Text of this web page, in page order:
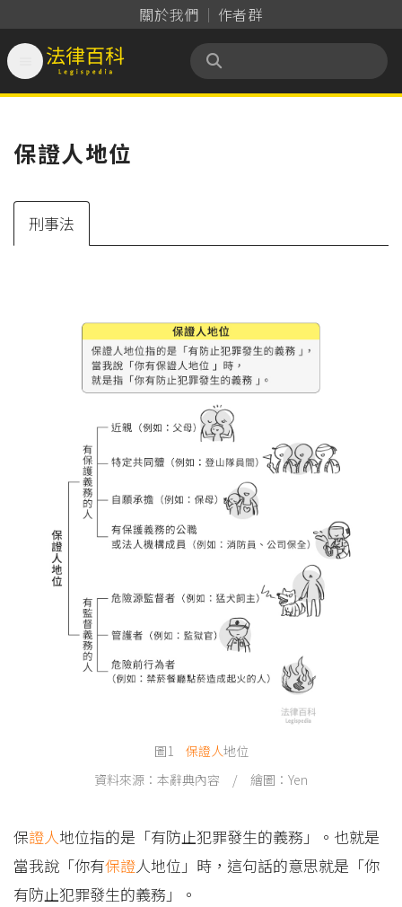
關於我們 作者群
法律百科 Legispedia
保證人地位
刑事法
圖1 保證人地位
資料來源：本辭典內容 / 繪圖：Yen
保證人地位指的是「有防止犯罪發生的義務」。也就是
當我說「你有保證人地位」時，這句話的意思就是「你
有防止犯罪發生的義務」。